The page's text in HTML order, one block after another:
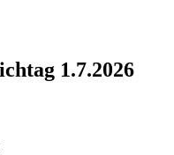
1.7.2026